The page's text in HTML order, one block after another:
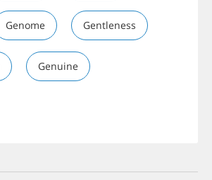
Genome Gentleness
Genuine